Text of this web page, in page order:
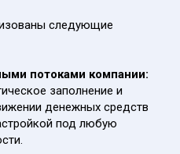
следующие
потоками компании:
заполнение и
денежных средств
под любую